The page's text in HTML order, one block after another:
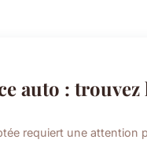
auto :
requiert une attention